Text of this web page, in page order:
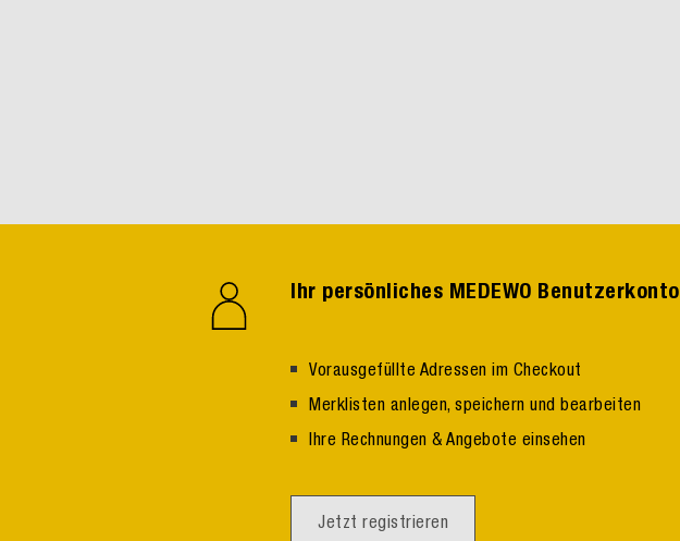
Ihr persönliches MEDEWO Benutzerkonto
Vorausgefüllte Adressen im Checkout
Merklisten anlegen, speichern und bearbeiten
Ihre Rechnungen & Angebote einsehen
Jetzt registrieren